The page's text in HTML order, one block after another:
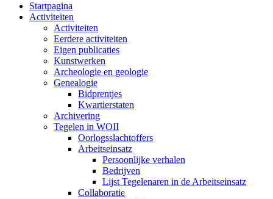
Startpagina
Activiteiten
Activiteiten
Eerdere activiteiten
Eigen publicaties
Kunstwerken
Archeologie en geologie
Genealogie
Bidprentjes
Kwartierstaten
Archivering
Tegelen in WOII
Oorlogsslachtoffers
Arbeitseinsatz
Persoonlijke verhalen
Bedrijven
Lijst Tegelenaren in de Arbeitseinsatz
Collaboratie